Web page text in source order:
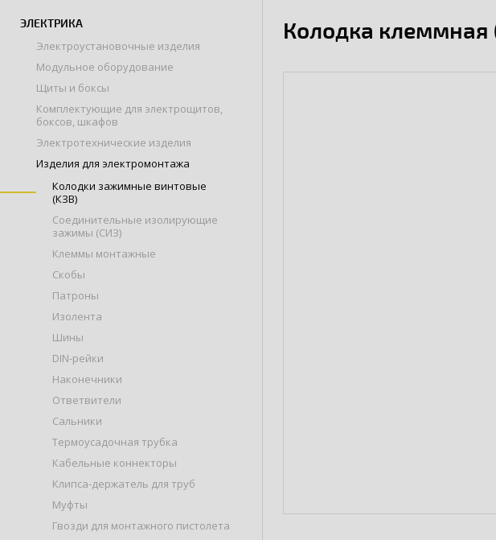
ЭЛЕКТРИКА
Электроустановочные изделия
Модульное оборудование
Щиты и боксы
Комплектующие для электрощитов,
боксов, шкафов
Электротехнические изделия
Изделия для электромонтажа
Колодки зажимные винтовые
(КЗВ)
Соединительные изолирующие
зажимы (СИЗ)
Клеммы монтажные
Скобы
Патроны
Изолента
Шины
DIN-рейки
Наконечники
Ответвители
Сальники
Термоусадочная трубка
Кабельные коннекторы
Клипса-держатель для труб
Муфты
Гвозди для монтажного пистолета
Колодка клеммная